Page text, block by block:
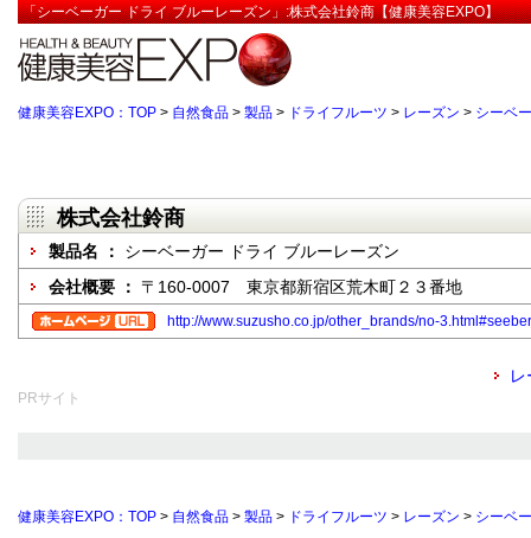
「シーベーガー ドライ ブルーレーズン」:株式会社鈴商【健康美容EXPO】
健康美容EXPO：TOP > 自然食品 > 製品 > ドライフルーツ > レーズン > シーベ
株式会社鈴商
製品名 ： シーベーガー ドライ ブルーレーズン
会社概要 ： 〒160-0007 東京都新宿区荒木町２３番地
http://www.suzusho.co.jp/other_brands/no-
PRサイト
健康美容EXPO：TOP > 自然食品 > 製品 > ドライフルーツ > レーズン > シーベ